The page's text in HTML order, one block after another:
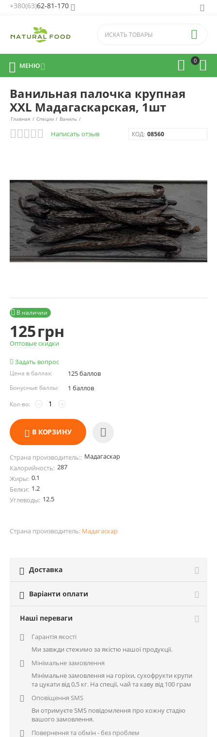
+380(63)62-81-170 
0 


 МЕНЮ
Ванильная палочка крупная
XXL Мадагаскарская, 1шт
Главная / Специи / Ваниль /
Написать отзыв КОД: 08560
В наличии

125грн
Оптовые скидки
Задать вопрос
Цена в баллах: 125 баллов
Бонусные баллы: 1 баллов
Кол-во: +
−
В КОРЗИНУ
Страна производитель:: Мадагаскар
Калорийность: 287
Жиры: 0.1
Белки: 1.2
Углеводы: 12.5
Страна производитель: Мадагаскар
 Доставка
 Варіанти оплати
Наші переваги

Гарантія якості
Ми завжди стежимо за якістю нашої продукції.

Мінімальне замовлення
Мінімальне замовлення на горіхи, сухофрукти крупи
та цукати від 0,5 кг. На спеції, чай та каву від 100 грам

Оповіщення SMS
Ви отримуєте SMS повідомлення про кожну стадію
вашого замовлення.

Повернення та обмін - без проблем